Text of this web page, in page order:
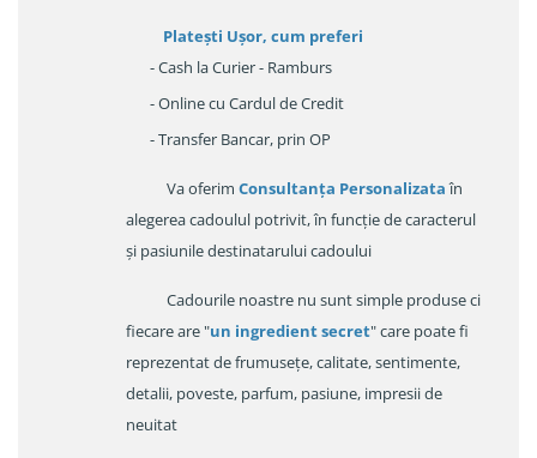
Platești Ușor, cum preferi
- Cash la Curier - Ramburs
- Online cu Cardul de Credit
- Transfer Bancar, prin OP
Va oferim Consultanța Personalizataîn
alegerea cadoulul potrivit, în funcție de caracterul
și pasiunile destinatarului cadoului
Cadourile noastre nu sunt simple produse ci
fiecare are "un ingredient secret" care poate fi
reprezentat de frumusețe, calitate, sentimente,
detalii, poveste, parfum, pasiune, impresii de
neuitat